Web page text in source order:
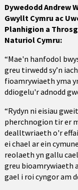
Dywedodd Andrew
Gwyllt Cymru ac
Planhigion a
Naturiol Cymru:
“Mae'n hanfodol
greu tirwedd sy’n
fioamrywiaeth yma
ddiogelu'r adnodd
“Rydyn ni eisiau
pherchnogion tir er
dealltwriaeth o'r
ei chael ar ein
reolaeth yn gallu
greu bioamrywiaeth
gael i roi cyngor am